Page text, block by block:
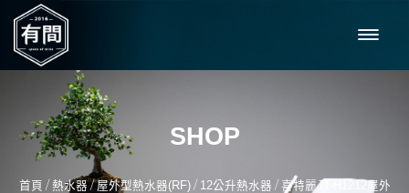
SHOP
首頁 / 熱水器/屋外型熱水器(RF)/ 12公升熱水器 / 喜特麗JT-H1212屋外